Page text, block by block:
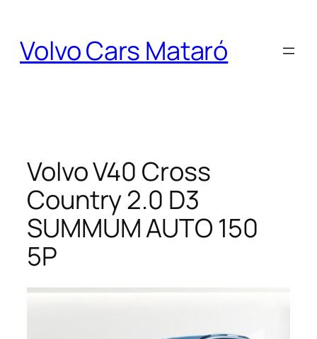
contenido
Volvo Cars Mataró
Volvo V40 Cross
Country 2.0 D3
SUMMUM AUTO 150
5P